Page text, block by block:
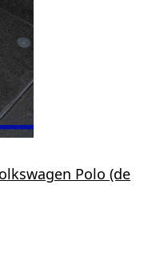
Polo (de